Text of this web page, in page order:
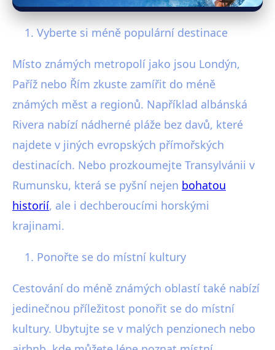
Vyberte si méně populární destinace
Místo známých metropolí jako jsou Londýn,
Paříž nebo Řím zkuste zamířit do méně
známých měst a regionů. Například albánská
Rivera nabízí nádherné pláže bez davů, které
najdete v jiných evropských přímořských
destinacích. Nebo prozkoumejte Transylvánii v
Rumunsku, která se pyšní nejen bohatou
historií, ale i dechberoucími horskými
krajinami.
Ponořte se do místní kultury
Cestování do méně známých oblastí také nabízí
jedinečnou příležitost ponořit se do místní
kultury. Ubytujte se v malých penzionech nebo